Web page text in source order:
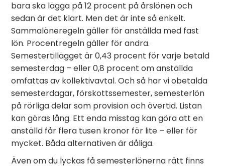
bara ska lägga på 12 procent på årslönen och
sedan är det klart. Men det är inte så enkelt.
Sammalöneregeln gäller för anställda med fast
lön. Procentregeln gäller för andra.
Semestertillägget är 0,43 procent för varje betald
semesterdag – eller 0,8 procent om anställda
omfattas av kollektivavtal. Och så har vi obetalda
semesterdagar, förskottssemester, semesterlön
på rörliga delar som provision och övertid. Listan
kan göras lång. Ett enda misstag kan göra att en
anställd får flera tusen kronor för lite – eller för
mycket. Båda alternativen är dåliga.
Även om du lyckas få semesterlönerna rätt finns